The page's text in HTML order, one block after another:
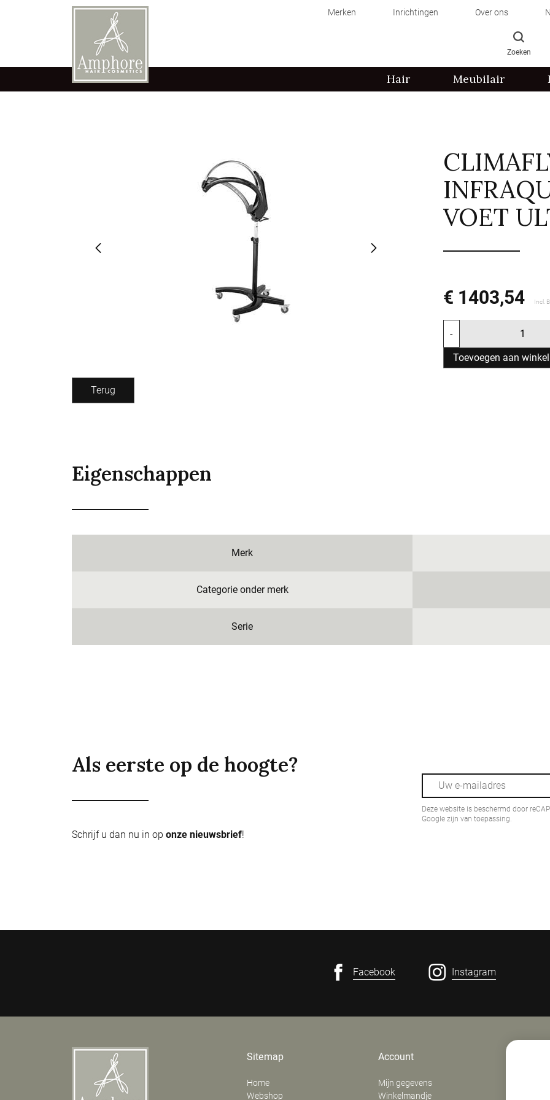
Merken Inrichtingen Over ons
Zoeken
Hair Meubilair
VOET
€ 1403,54 Incl.
-
Toevoegen aan
Terug
Eigenschappen
Merk
Categorie onder merk
Serie
Als eerste op de hoogte?
Schrijf u dan nu in op onze nieuwsbrief!
Deze website is beschermd door
Google zijn van toepassing.
Facebook Instagram
Sitemap
Home
Webshop
Account
Mijn gegevens
Winkelmandje
E.